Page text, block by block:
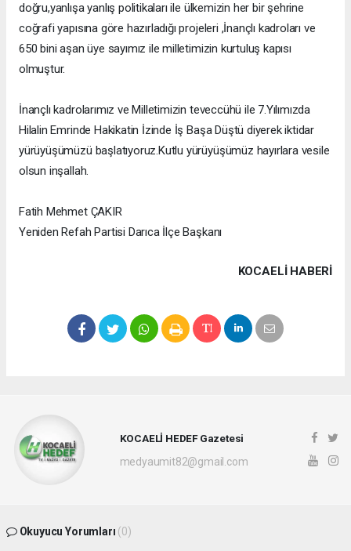
doğru,yanlışa yanlış politikaları ile ülkemizin her bir şehrine
coğrafi yapısına göre hazırladığı projeleri ,İnançlı kadroları ve
650 bini aşan üye sayımız ile milletimizin kurtuluş kapısı
olmuştur.
İnançlı kadrolarımız ve Milletimizin teveccühü ile 7.Yılımızda
Hilalin Emrinde Hakikatin İzinde İş Başa Düştü diyerek iktidar
yürüyüşümüzü başlatıyoruz.Kutlu yürüyüşümüz hayırlara vesile
olsun inşallah.
Fatih Mehmet ÇAKIR
Yeniden Refah Partisi Darıca İlçe Başkanı
KOCAELI HABERİ
KOCAELİ HEDEF Gazetesi
medyaumit82@gmail.com
Okuyucu Yorumları (0)